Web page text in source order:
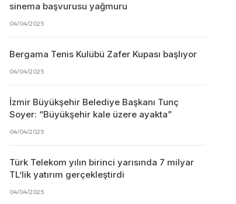
sinema başvurusu yağmuru
04/04/2025
Bergama Tenis Kulübü Zafer Kupası başlıyor
04/04/2025
İzmir Büyükşehir Belediye Başkanı Tunç
Soyer: “Büyükşehir kale üzere ayakta”
04/04/2025
Türk Telekom yılın birinci yarısında 7 milyar
TL’lik yatırım gerçekleştirdi
04/04/2025